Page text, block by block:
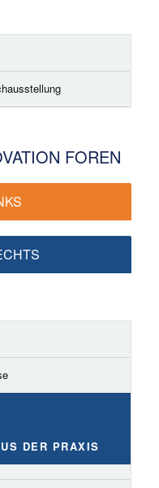
FOREN
DER PRAXIS